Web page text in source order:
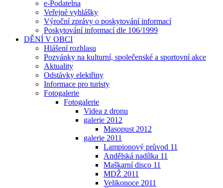
e-Podatelna
Veřejné vyhlášky
Výroční zprávy o poskytování informací
Poskytování informací dle 106/1999
DĚNÍ V OBCI
Hlášení rozhlasu
Pozvánky na kulturní, společenské a sportovní akce
Aktuality
Odstávky elektřiny
Informace pro turisty
Fotogalerie
Fotogalerie
Videa z dronu
galerie 2012
Masopust 2012
galerie 2011
Lampionový průvod 11
Andělská nadílka 11
Maškarní disco 11
MDŽ 2011
Velikonoce 2011